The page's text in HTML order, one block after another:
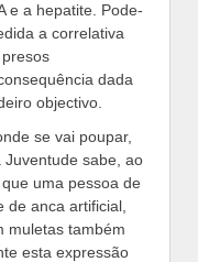
e a hepatite. Pode-
a correlativa
dada
objectivo.
se vai poupar,
sabe, ao
uma pessoa de
anca artificial,
muletas também
esta expressão